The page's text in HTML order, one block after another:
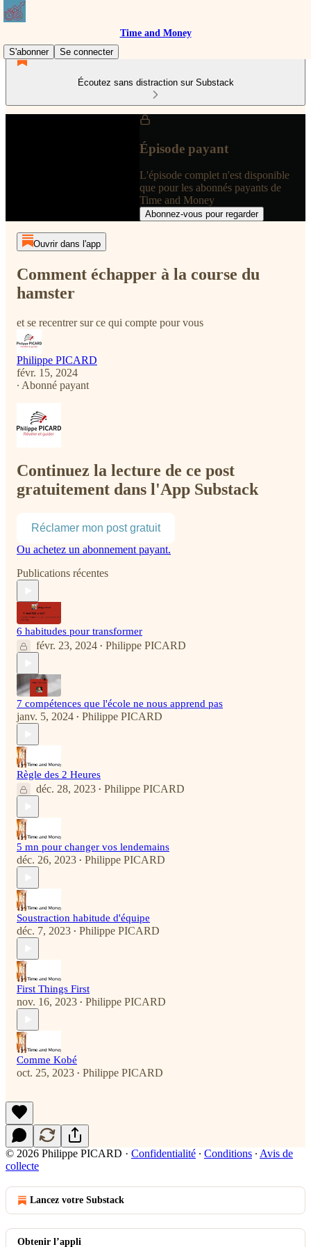
Time and Money
S'abonner
Se connecter
Écoutez sans distraction sur Substack
Épisode payant
L'épisode complet n'est disponible
que pour les abonnés payants de
Time and Money
Abonnez-vous pour regarder
Ouvrir dans l'app
Comment échapper à la course du
hamster
et se recentrer sur ce qui compte pour vous
Philippe PICARD
févr. 15, 2024
∙ Abonné payant
Continuez la lecture de ce post
gratuitement dans l'App Substack
Réclamer mon post gratuit
Ou achetez un abonnement payant.
Publications récentes
6 habitudes pour transformer
févr. 23, 2024 • Philippe PICARD
7 compétences que l'école ne nous apprend pas
janv. 5, 2024 • Philippe PICARD
Règle des 2 Heures
déc. 28, 2023 • Philippe PICARD
5 mn pour changer vos lendemains
déc. 26, 2023 • Philippe PICARD
Soustraction habitude d'équipe
déc. 7, 2023 • Philippe PICARD
First Things First
nov. 16, 2023 • Philippe PICARD
Comme Kobé
oct. 25, 2023 • Philippe PICARD
© 2026 Philippe PICARD · Confidentialité ∙ Conditions ∙ Avis de
collecte
Lancez votre Substack
Obtenir l’appli